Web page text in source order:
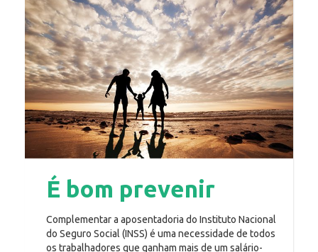
É bom prevenir
Complementar a aposentadoria do Instituto Nacional
do Seguro Social (INSS) é uma necessidade de todos
os trabalhadores que ganham mais de um salário-